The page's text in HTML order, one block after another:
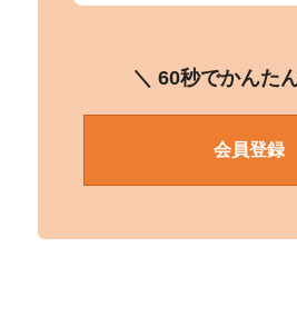
＼ 60秒でかんた
会員登録